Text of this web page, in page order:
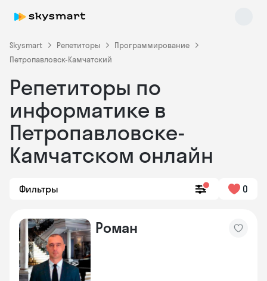
Skysmart Репетиторы
Программирование
Петропавловск-Камчатский
Репетиторы по
информатике в
Петропавловске-
Камчатском онлайн
Фильтры 0
Роман
Skysmart Chat